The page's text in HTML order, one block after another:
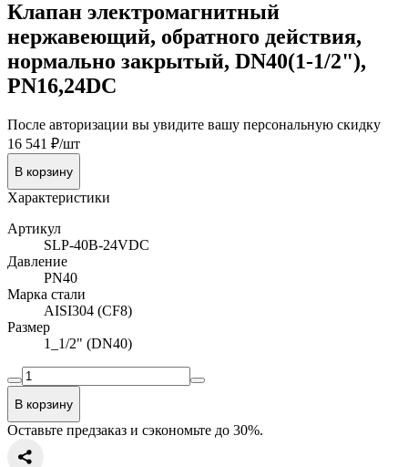
Клапан электромагнитный
нержавеющий, обратного действия,
нормально закрытый, DN40(1-1/2"),
PN16,24DC
После авторизации вы увидите вашу персональную скидку
16 541 ₽/шт
В корзину
Характеристики
Артикул
SLP-40B-24VDC
Давление
PN40
Марка стали
AISI304 (CF8)
Размер
1_1/2" (DN40)
В корзину
Оставьте предзаказ и сэкономьте до 30%.